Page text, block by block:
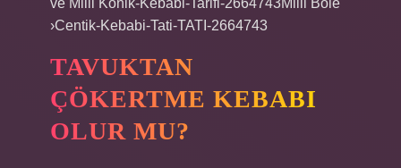
ve Milli Konik-Kebabi-Tarifi-2664743Milli Böle
›Centik-Kebabi-Tati-TATI-2664743
TAVUKTAN
ÇÖKERTME KEBABI
OLUR MU?